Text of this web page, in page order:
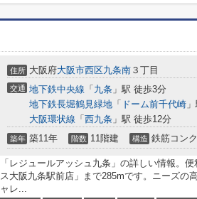
住所 大阪府大阪市西区九条南 ３丁目
交通 地下鉄中央線 「 九条 」駅 徒歩3分
地下鉄長堀鶴見緑地 「 ドーム前千代崎
大阪環状線 「 西九条 」駅 徒歩12分
築年 築11年 階数 11階建 構造 鉄筋コン
「レジュールアッシュ九条」の詳しい情報。
ス大阪九条駅前店」まで285mです。ニーズの
ャレ...